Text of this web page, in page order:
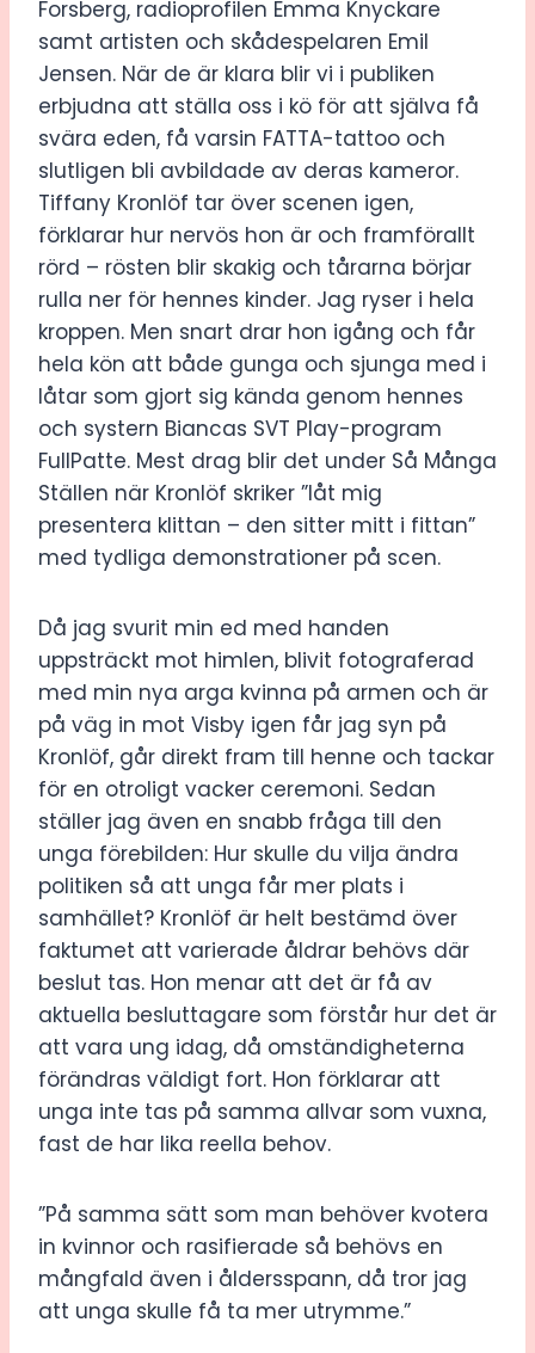
Forsberg, radioprofilen Emma Knyckare
samt artisten och skådespelaren Emil
Jensen. När de är klara blir vi i publiken
erbjudna att ställa oss i kö för att själva få
svära eden, få varsin FATTA-tattoo och
slutligen bli avbildade av deras kameror.
Tiffany Kronlöf tar över scenen igen,
förklarar hur nervös hon är och framförallt
rörd – rösten blir skakig och tårarna börjar
rulla ner för hennes kinder. Jag ryser i hela
kroppen. Men snart drar hon igång och får
hela kön att både gunga och sjunga med i
låtar som gjort sig kända genom hennes
och systern Biancas SVT Play-program
FullPatte. Mest drag blir det under Så Många
Ställen när Kronlöf skriker ”låt mig
presentera klittan – den sitter mitt i fittan”
med tydliga demonstrationer på scen.
Då jag svurit min ed med handen
uppsträckt mot himlen, blivit fotograferad
med min nya arga kvinna på armen och är
på väg in mot Visby igen får jag syn på
Kronlöf, går direkt fram till henne och tackar
för en otroligt vacker ceremoni. Sedan
ställer jag även en snabb fråga till den
unga förebilden: Hur skulle du vilja ändra
politiken så att unga får mer plats i
samhället? Kronlöf är helt bestämd över
faktumet att varierade åldrar behövs där
beslut tas. Hon menar att det är få av
aktuella besluttagare som förstår hur det är
att vara ung idag, då omständigheterna
förändras väldigt fort. Hon förklarar att
unga inte tas på samma allvar som vuxna,
fast de har lika reella behov.
”På samma sätt som man behöver kvotera
in kvinnor och rasifierade så behövs en
mångfald även i åldersspann, då tror jag
att unga skulle få ta mer utrymme.”